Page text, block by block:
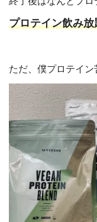
プロテイン飲み放
ただ、僕プロテイ